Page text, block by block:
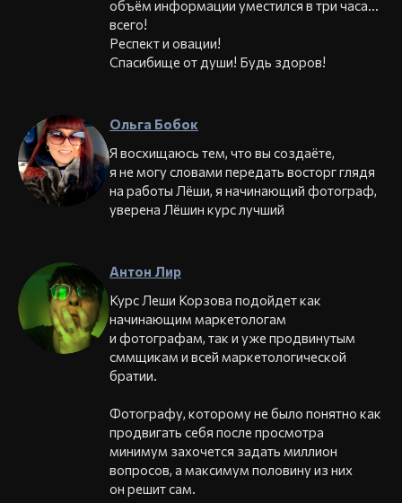
объём информации уместился в три часа…
всего!
Респект и овации!
Спасибище от души! Будь здоров!
Ольга Бобок
Я восхищаюсь тем, что вы создаёте,
я не могу словами передать восторг глядя
на работы Лёши, я начинающий фотограф,
уверена Лёшин курс лучший
Антон Лир
Курс Леши Корзова подойдет как
начинающим маркетологам
и фотографам, так и уже продвинутым
сммщикам и всей маркетологической
братии.
Фотографу, которому не было понятно как
продвигать себя после просмотра
минимум захочется задать миллион
вопросов, а максимум половину из них
он решит сам.